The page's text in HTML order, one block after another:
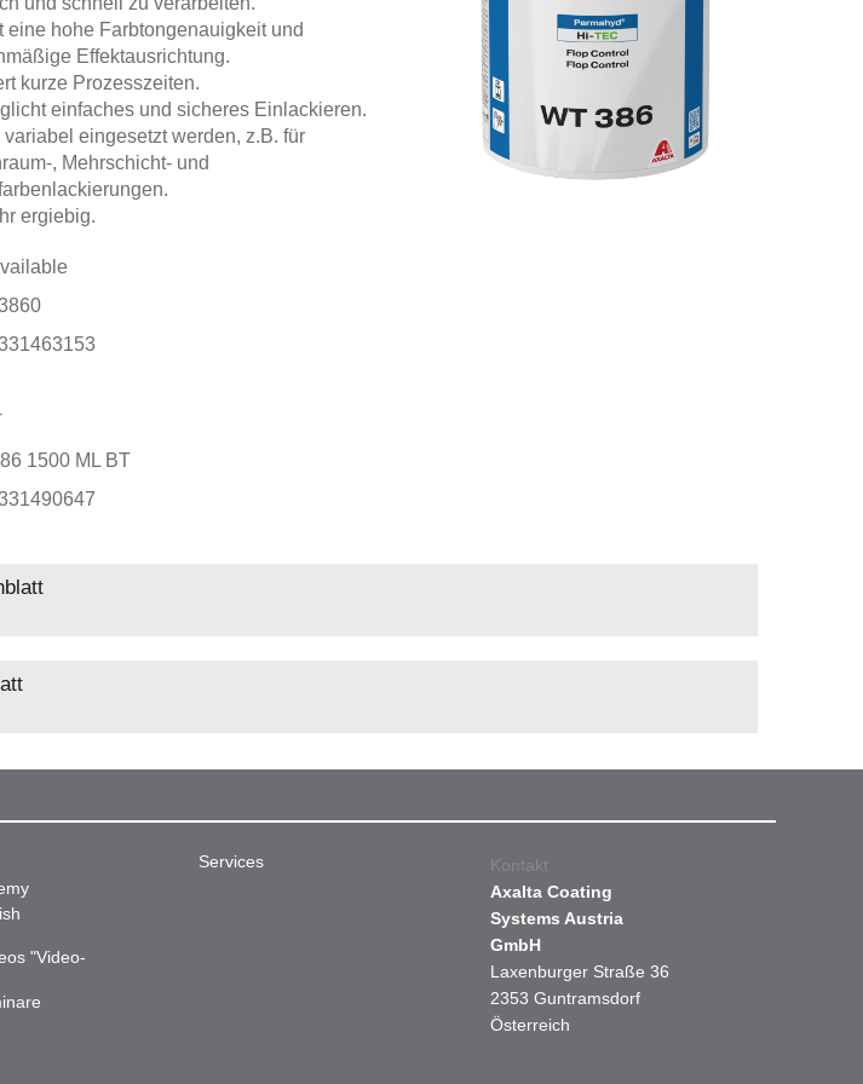
eine hohe Farbtongenauigkeit und
Effektausrichtung.
kurze Prozesszeiten.
einfaches und sicheres Einlackieren.
variabel eingesetzt werden, z.B. für
, Mehrschicht- und
ergiebig.
1500 ML BT
"Video-
Services
Kontakt
Axalta Coating
Systems Austria
GmbH
Laxenburger Straße 36
2353 Guntramsdorf
Österreich